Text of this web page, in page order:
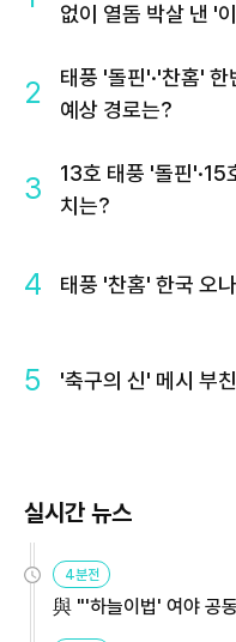
없이 열돔 박살 낸 '
2
태풍 '돌핀'·'찬홈'
예상 경로는?
3
13호 태풍 '돌핀'·15
치는?
4 태풍 '찬홈' 한국 오
5 '축구의 신' 메시 부
실시간 뉴스
4분전
與 "'하늘이법' 여야 공